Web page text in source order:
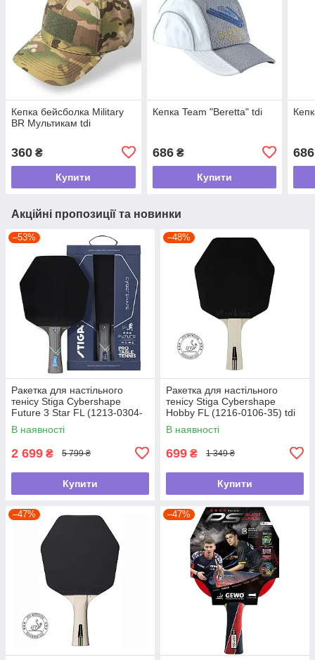
Кепка бейсболка Military
BR Мультикам tdi
360 ₴
Купити
Кепка Team "Beretta" tdi
686₴
Купити
686
Акційні пропозиції та новинки
–53%
Ракетка для настільного
тенісу Stiga Cybershape
Future 3 Star FL (1213-0304-
35) tdi
В наявності
2 699 ₴ 5 799 ₴
Купити
–48%
Ракетка для настільного
тенісу Stiga Cybershape
Hobby FL (1216-0106-35) tdi
В наявності
699 ₴ 1 349 ₴
Купити
–47% –47%